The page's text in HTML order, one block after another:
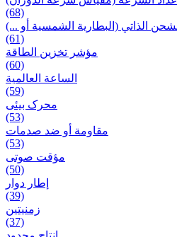
(68)
الذاتي (البطارية الشمسية أو ...)
(61)
مؤشر تخزين الطاقة
(60)
الساعة العالمية
(59)
محرک بیئی
(53)
مقاومة أو ضد صدمات
(53)
مؤقت صوتی
(50)
إطار دوار
(39)
زمنیتین
(37)